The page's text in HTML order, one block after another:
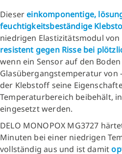
Diesereinkomponentige,
feuchtigkeitsbeständige
niedrigen Elastizitätsmodul von
resistent gegen Risse bei
wenn ein Sensor auf den
Glasübergangstemperatur von
der Klebstoff seine
Temperaturbereich beibehält,
eingesetzt werden.
DELO MONOPOX MG3727
Minuten bei einer niedrigen
vollständig aus und ist damit